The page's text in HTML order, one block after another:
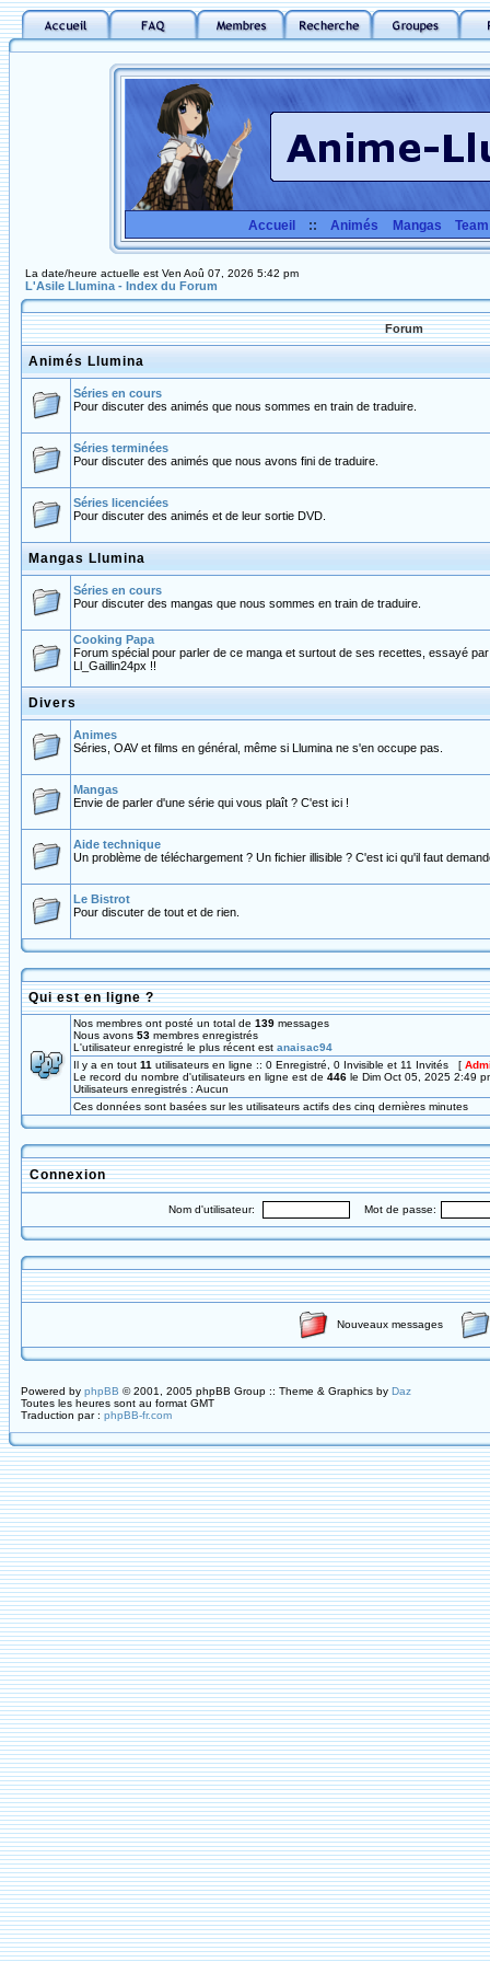
Accueil :: Animés Mangas Team
La date/heure actuelle est Ven Aoû 07, 2026 5:42 pm
L'Asile Llumina - Index du Forum
Forum
Animés Llumina
Séries en cours
Pour discuter des animés que nous sommes en train de traduire.
Séries terminées
Pour discuter des animés que nous avons fini de traduire.
Séries licenciées
Pour discuter des animés et de leur sortie DVD.
Mangas Llumina
Séries en cours
Pour discuter des mangas que nous sommes en train de traduire.
Cooking Papa
Forum spécial pour parler de ce manga et surtout de ses recettes, essayé
Ll_Gaillin24px !!
Divers
Animes
Séries, OAV et films en général, même si Llumina ne s'en occupe pas.
Mangas
Envie de parler d'une série qui vous plaît ? C'est ici !
Aide technique
Un problème de téléchargement ? Un fichier illisible ? C'est ici qu'il faut
Le Bistrot
Pour discuter de tout et de rien.
Qui est en ligne ?
Nos membres ont posté un total de 139 messages
Nous avons 53 membres enregistrés
L'utilisateur enregistré le plus récent est anaisac94
Il y a en tout 11 utilisateurs en ligne :: 0 Enregistré, 0 Invisible et 11 Invités [
Le record du nombre d'utilisateurs en ligne est de 446 le Dim Oct 05, 2025 2:49
Utilisateurs enregistrés : Aucun
Ces données sont basées sur les utilisateurs actifs des cinq dernières minutes
Connexion
Nom d'utilisateur: Mot de passe:
Nouveaux messages
Powered by phpBB © 2001, 2005 phpBB Group :: Theme & Graphics by Daz
Toutes les heures sont au format GMT
Traduction par : phpBB-fr.com